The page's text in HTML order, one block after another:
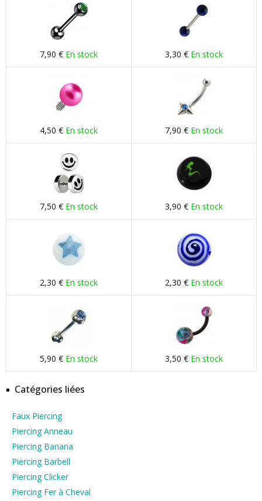
7,90 € En stock 3,30 € En stock
4,50 € En stock 7,90 € En stock
7,50 € En stock 3,90 € En stock
2,30 € En stock 2,30 € En stock
5,90 € En stock 3,50 € En stock
Catégories liées
Faux Piercing
Piercing Anneau
Piercing Banana
Piercing Barbell
Piercing Clicker
Piercing Fer à Cheval